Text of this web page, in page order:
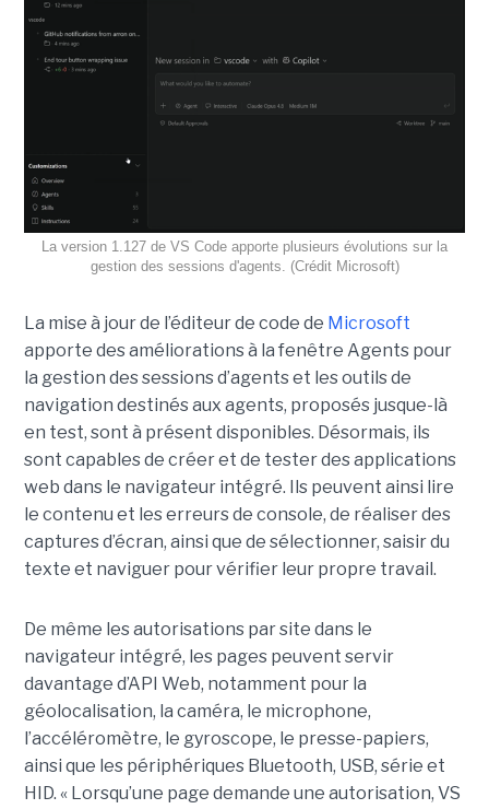
La version 1.127 de VS Code apporte plusieurs évolutions sur la
gestion des sessions d'agents. (Crédit Microsoft)
La mise à jour de l’éditeur de code de Microsoft
apporte des améliorations à la fenêtre Agents pour
la gestion des sessions d’agents et les outils de
navigation destinés aux agents, proposés jusque-là
en test, sont à présent disponibles. Désormais, ils
sont capables de créer et de tester des applications
web dans le navigateur intégré. Ils peuvent ainsi lire
le contenu et les erreurs de console, de réaliser des
captures d’écran, ainsi que de sélectionner, saisir du
texte et naviguer pour vérifier leur propre travail.
De même les autorisations par site dans le
navigateur intégré, les pages peuvent servir
davantage d’API Web, notamment pour la
géolocalisation, la caméra, le microphone,
l’accéléromètre, le gyroscope, le presse-papiers,
ainsi que les périphériques Bluetooth, USB, série et
HID. « Lorsqu’une page demande une autorisation, VS